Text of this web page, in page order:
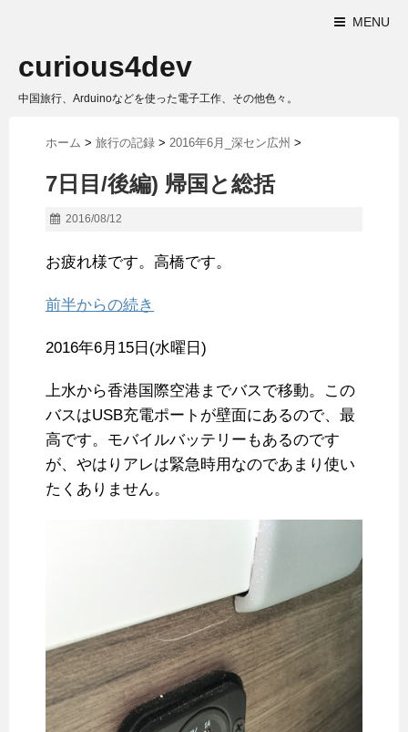
MENU
curious4dev
中国旅行、Arduinoなどを使った電子工作、その他色々。
ホーム > 旅行の記録 > 2016年6月_深セン広州 >
7日目/後編) 帰国と総括
2016/08/12
お疲れ様です。高橋です。
前半からの続き
2016年6月15日(水曜日)
上水から香港国際空港までバスで移動。この
バスはUSB充電ポートが壁面にあるので、最
高です。モバイルバッテリーもあるのです
が、やはりアレは緊急時用なのであまり使い
たくありません。